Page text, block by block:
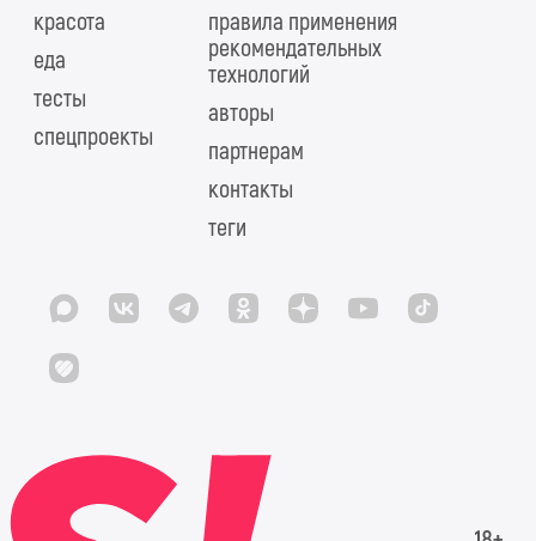
красота
еда
тесты
спецпроекты
правила применения
рекомендательных
технологий
авторы
партнерам
контакты
теги